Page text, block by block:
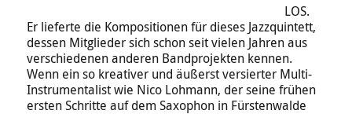
LOS.
Er lieferte die Kompositionen für dieses Jazzquintett,
dessen Mitglieder sich schon seit vielen Jahren aus
verschiedenen anderen Bandprojekten kennen.
Wenn ein so kreativer und äußerst versierter Multi-
Instrumentalist wie Nico Lohmann, der seine frühen
ersten Schritte auf dem Saxophon in Fürstenwalde